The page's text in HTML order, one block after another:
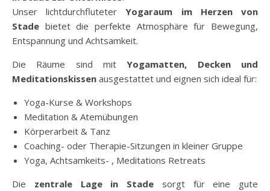
Unser lichtdurchfluteterYogaraum im Herzen von
Stade bietet die perfekte Atmosphäre für Bewegung,
Entspannung und Achtsamkeit.
Die Räume sind mitYogamatten, Decken und
Meditationskissen ausgestattet und eignen sich ideal für:
Yoga-Kurse & Workshops
Meditation & Atemübungen
Körperarbeit & Tanz
Coaching- oder Therapie-Sitzungen in kleiner Gruppe
Yoga, Achtsamkeits- , Meditations Retreats
Die zentrale Lage in Stade sorgt für eine gute